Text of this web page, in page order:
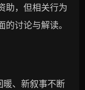
助，但相关行为
讨论与解读。
、新叙事不断